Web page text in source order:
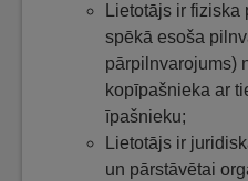
Lietotājs ir
spēkā esoša
pārpilnvarojums)
kopīpašnieka ar
īpašnieku;
Lietotājs ir
un pārstāvētai